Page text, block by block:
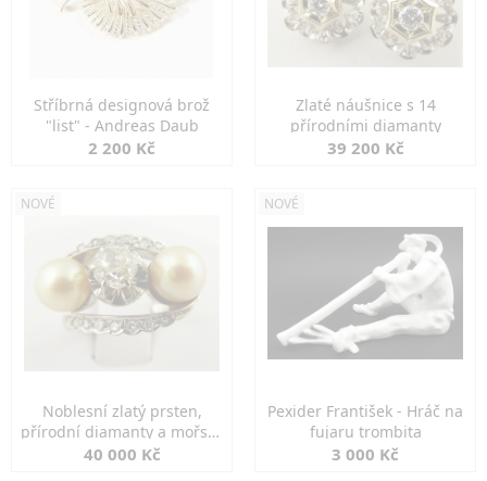
Stříbrná designová brož
"list" - Andreas Daub
2 200 Kč
Zlaté náušnice s 14
přírodními diamanty
39 200 Kč
NOVÉ
Noblesní zlatý prsten,
přírodní diamanty a mořské
perly
40 000 Kč
NOVÉ
Pexider František - Hráč na
fujaru trombita
3 000 Kč